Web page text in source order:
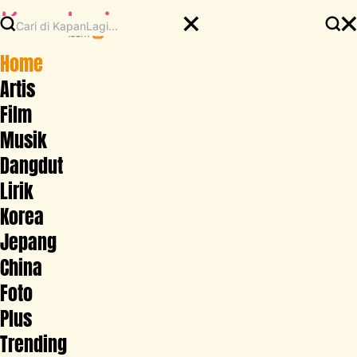
Home
Artis
Film
Musik
Dangdut
Lirik
Korea
Jepang
China
Foto
Plus
Trending